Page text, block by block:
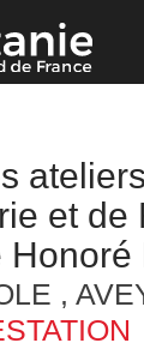
des cookies
et de
Honoré
,